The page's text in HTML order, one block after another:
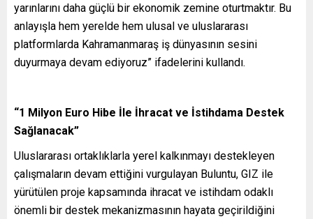
yarınlarını daha güçlü bir ekonomik zemine oturtmaktır. Bu
anlayışla hem yerelde hem ulusal ve uluslararası
platformlarda Kahramanmaraş iş dünyasının sesini
duyurmaya devam ediyoruz” ifadelerini kullandı.
“1 Milyon Euro Hibe İle İhracat ve İstihdama Destek
Sağlanacak”
Uluslararası ortaklıklarla yerel kalkınmayı destekleyen
çalışmaların devam ettiğini vurgulayan Buluntu, GIZ ile
yürütülen proje kapsamında ihracat ve istihdam odaklı
önemli bir destek mekanizmasının hayata geçirildiğini